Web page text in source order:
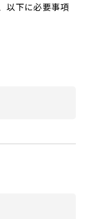
以下に必要事項